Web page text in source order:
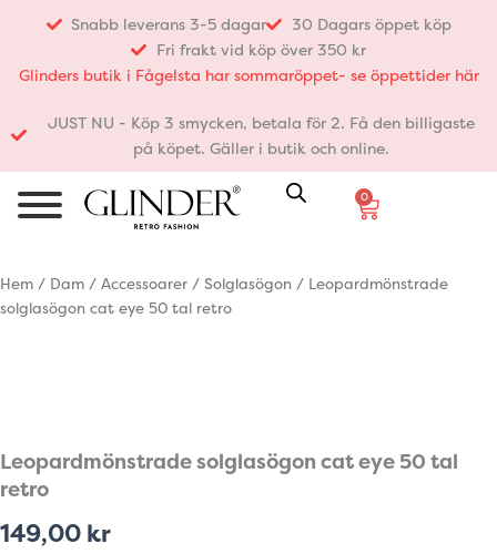
innehåll
Snabb leverans 3-5 dagar
30 Dagars öppet köp
Fri frakt vid köp över 350 kr
Glinders butik i Fågelsta har sommaröppet- se öppettider här
JUST NU - Köp 3 smycken, betala för 2. Få den billigaste
på köpet. Gäller i butik och online.
0
Varukorg
Hem / Dam / Accessoarer / Solglasögon / Leopardmönstrade
solglasögon cat eye 50 tal retro
Leopardmönstrade solglasögon cat eye 50 tal
retro
149,00 kr